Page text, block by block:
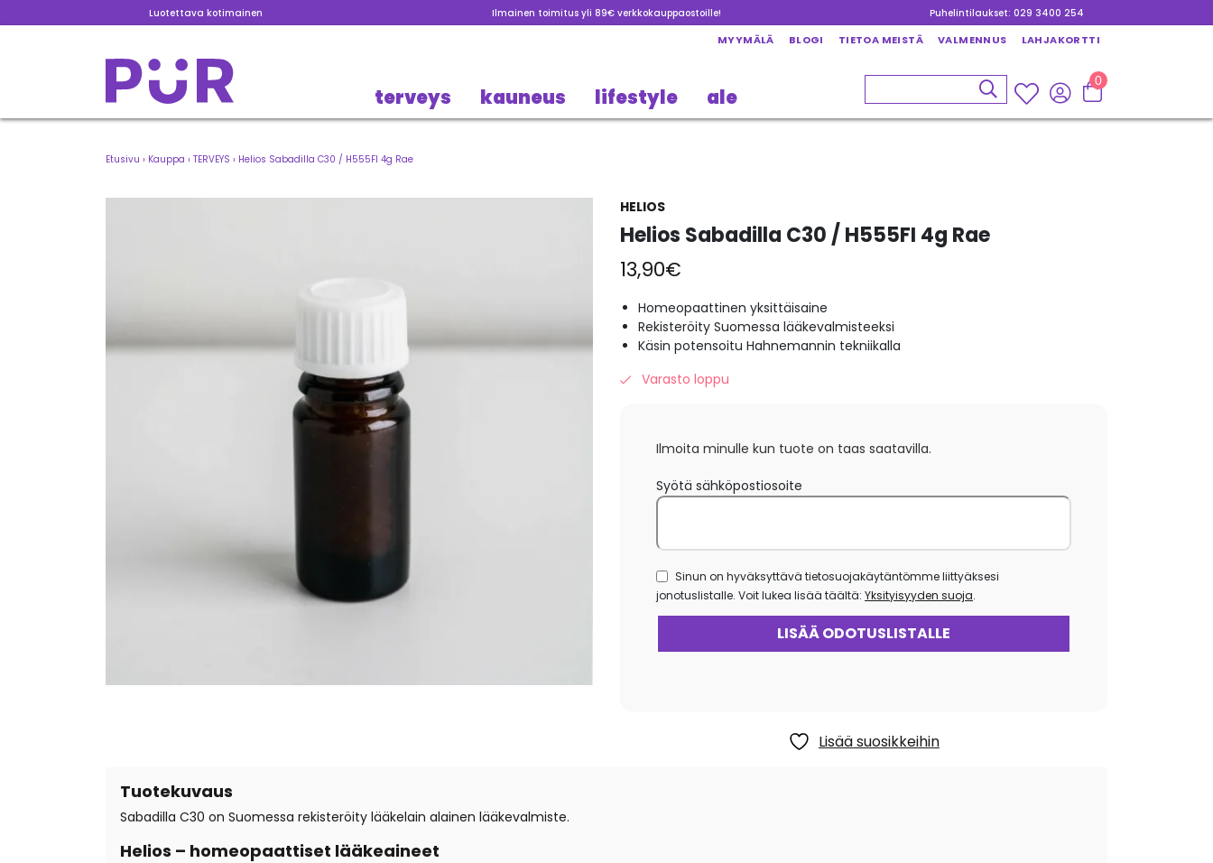
Luotettava kotimainen Ilmainen toimitus yli 89€ verkkokauppaostoille! Puhelintilaukset: 029 3400 254
MYYMÄLÄ BLOGI TIETOA MEISTÄ VALMENNUS LAHJAKORTTI
terveys kauneus lifestyle ale
0
Etusivu › Kauppa › TERVEYS › Helios Sabadilla C30 / H555FI 4g Rae
HELIOS
Helios Sabadilla C30 / H555FI 4g Rae
13,90€
Homeopaattinen yksittäisaine
Rekisteröity Suomessa lääkevalmisteeksi
Käsin potensoitu Hahnemannin tekniikalla
Varasto loppu
Ilmoita minulle kun tuote on taas saatavilla.
Syötä sähköpostiosoite
Sinun on hyväksyttävä tietosuojakäytäntömme liittyäksesi
jonotuslistalle. Voit lukea lisää täältä: Yksityisyyden suoja.
Lisää suosikkeihin
Tuotekuvaus
Sabadilla C30 on Suomessa rekisteröity lääkelain alainen lääkevalmiste.
Helios – homeopaattiset lääkeaineet